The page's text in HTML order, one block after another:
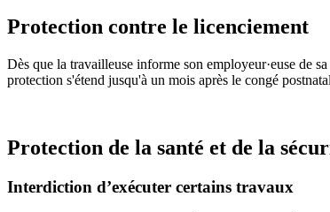
Protection contre le licenciement
Dès que la travailleuse informe son employeur·euse de
protection s'étend jusqu'à un mois après le congé
Protection de la santé et de la
Interdiction d’exécuter certains travaux